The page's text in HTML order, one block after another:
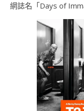
網誌名「Days of